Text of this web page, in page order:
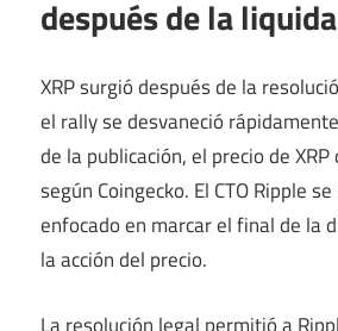
después de la
XRP surgió después de la
el rally se desvaneció
de la publicación, el precio de
según Coingecko. El CTO Ripple
enfocado en marcar el final de la
la acción del precio.
La resolución legal permitió a